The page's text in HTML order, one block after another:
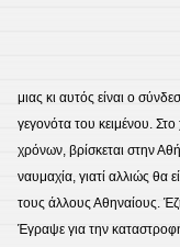
μιας κι αυτός είναι ο
γεγονότα του κειμένου.
χρόνων, βρίσκεται στην
ναυμαχία, γιατί αλλιώς θα
τους άλλους Αθηναίους.
Έγραψε για την